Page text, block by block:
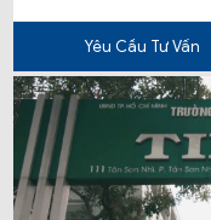
Yêu Cầu Tư Vấn